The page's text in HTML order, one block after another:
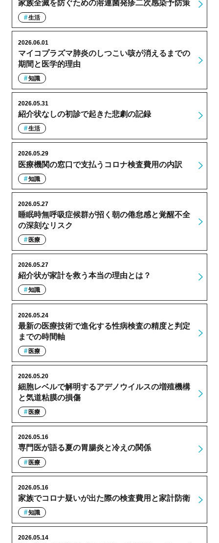
家族全滅を防ぐための溶連菌発疹二次感染予防策
生活
マイコプラズマ肺炎のしつこい咳が消えるまでの
期間と医学的理由
2026.06.01
知識
紹介状なしの初診で起きた悲劇の記録
2026.05.31
生活
医療機関の窓口で支払うコロナ検査費用の内訳
2026.05.29
知識
睡眠時無呼吸症候群が招く朝の倦怠感と覚醒不全
の深刻なリスク
2026.05.27
医療
紹介状が家計を救う本当の理由とは？
2026.05.27
知識
最新の医療技術で進化する性病検査の精度と判定
までの時間軸
2026.05.24
医療
細胞レベルで解明するアデノウイルスの増殖機構
と気道粘膜の損傷
2026.05.20
医療
専門医が語る夏の胃腸炎と冷えの関係
2026.05.16
医療
家族でコロナ疑いが出た際の検査費用と家計防衛
2026.05.16
知識
2026.05.14